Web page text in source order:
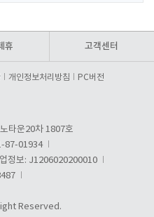
휴 고객센터
개인정보처리방침 PC버전
타운20차 1807호
87-01934
정보: J1206020200010
Reserved.